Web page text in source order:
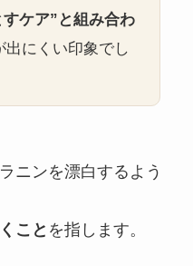
すケア”と組み合わ
出にくい印象でし
ニンを漂白するよう
こと を指します。